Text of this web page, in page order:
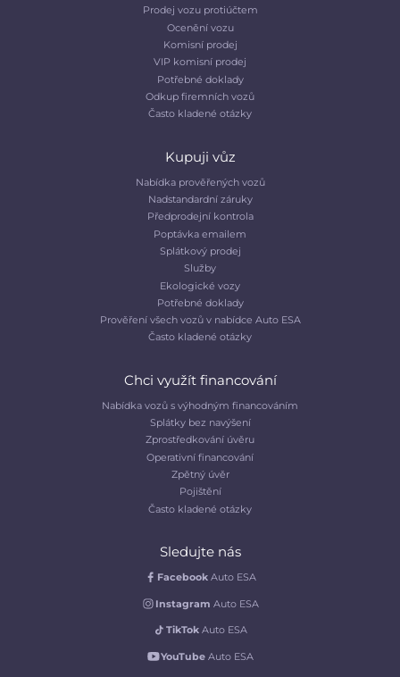
Prodej vozu protiúčtem
Ocenění vozu
Komisní prodej
VIP komisní prodej
Potřebné doklady
Odkup firemních vozů
Často kladené otázky
Kupuji vůz
Nabídka prověřených vozů
Nadstandardní záruky
Předprodejní kontrola
Poptávka emailem
Splátkový prodej
Služby
Ekologické vozy
Potřebné doklady
Prověření všech vozů v nabídce Auto ESA
Často kladené otázky
Chci využít financování
Nabídka vozů s výhodným financováním
Splátky bez navýšení
Zprostředkování úvěru
Operativní financování
Zpětný úvěr
Pojištění
Často kladené otázky
Sledujte nás
Facebook Auto ESA
Instagram Auto ESA
TikTok Auto ESA
YouTubeAuto ESA